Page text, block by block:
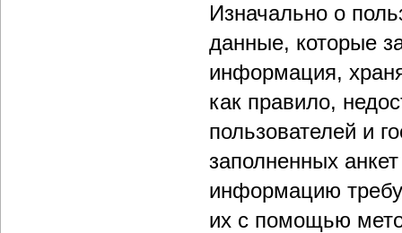
Изначально о
данные, которые
информация,
как правило,
пользователей и
заполненных
информацию
их с помощью